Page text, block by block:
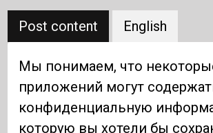
Post content English
Мы понимаем, что
приложений могут
конфиденциальную
которую вы хотели бы